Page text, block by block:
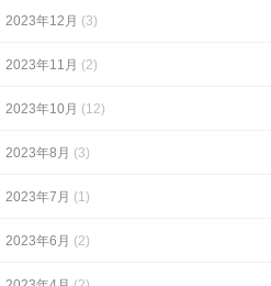
2023年12月 (3)
2023年11月 (2)
2023年10月 (12)
2023年8月 (3)
2023年7月 (1)
2023年6月 (2)